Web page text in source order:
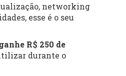
networking
esse é o seu
ganhe R$ 250 de
durante o